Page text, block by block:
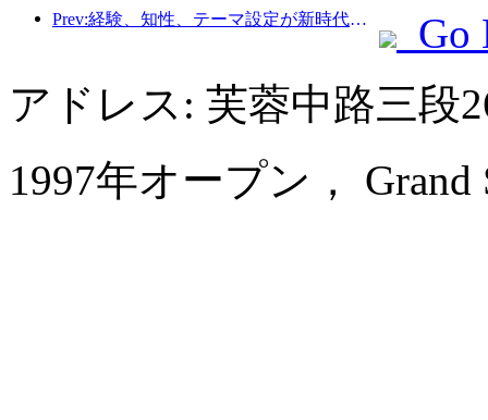
Prev:経験、知性、テーマ設定が新時代のホテルの解決策
Go
アドレス: 芙蓉中路三段
1997年オープン， Grand